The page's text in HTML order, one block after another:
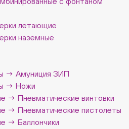
летающие
наземные
→ Амуниция ЗИП
→ Ножи
→ Пневматические винтовки
→ Пневматические пистолеты
→ Баллончики